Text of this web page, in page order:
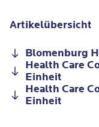
Artikelübersicht
Blomenburg
Health Care
Einheit
Health Care
Einheit